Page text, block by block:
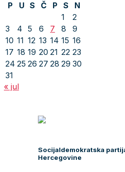
P
U S Č P S
N
1
2
3
4 5 6 7 8
9
10 11 12 13 14 15 16
17 18 19 20 21 22 23
24 25 26 27 28 29 30
31
« jul
Socijaldemokratska
Hercegovine